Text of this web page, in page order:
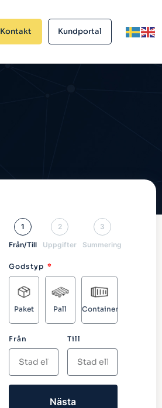
Kontakt Kundportal
1
Från/Till
2
Uppgifter
3
Summering
Godstyp
Paket Pall Container
Från Till
Nästa